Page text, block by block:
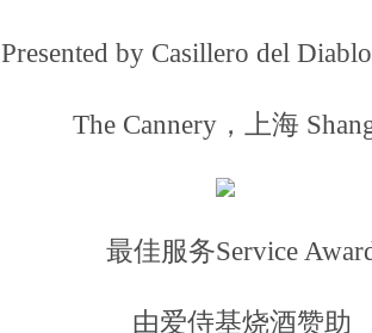
Presented by Casillero del
The Cannery，上海
最佳服务Service
由爱侍基烧酒赞助